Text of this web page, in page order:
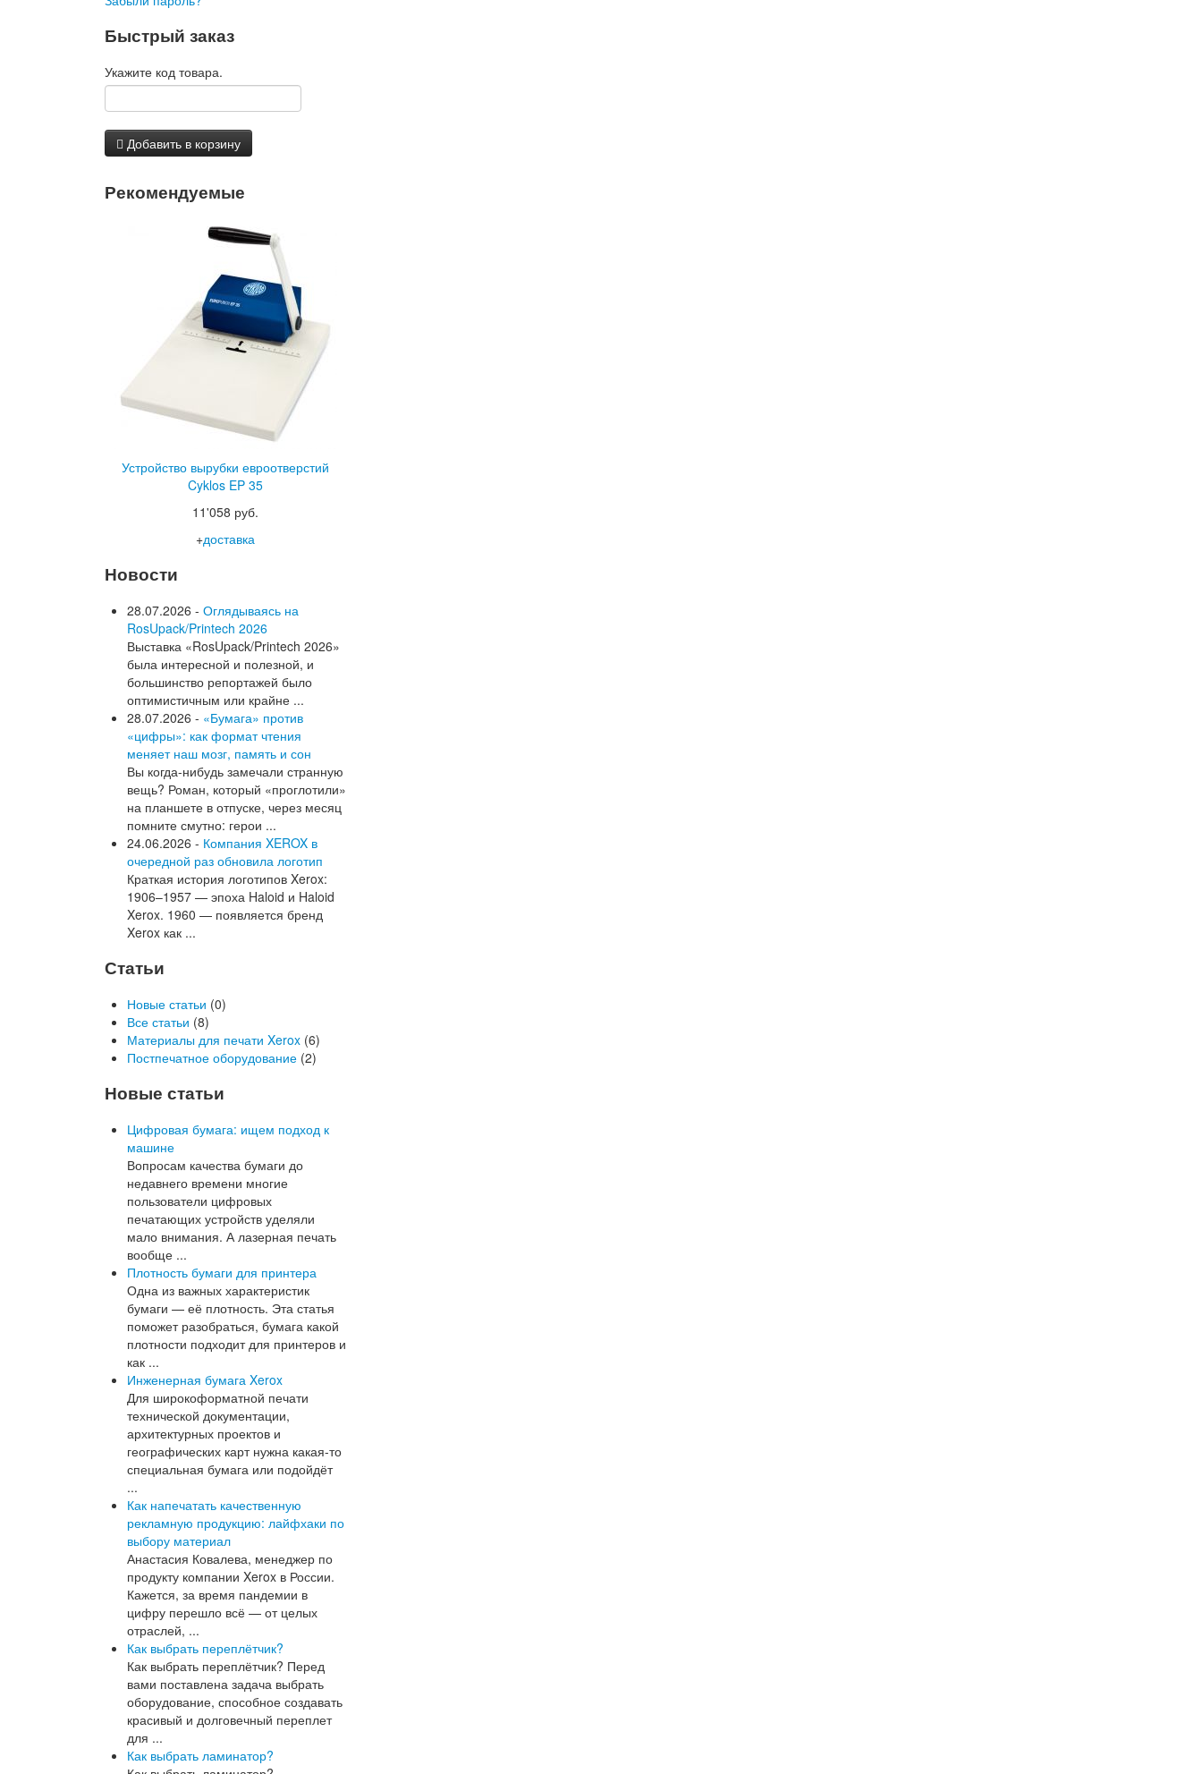
Быстрый заказ
Укажите код товара.
Добавить в корзину
Рекомендуемые
Устройство вырубки евроотверстий
Cyklos EP 35
11'058 руб.
+доставка
Новости
28.07.2026 - Оглядываясь на
RosUpack/Printech 2026
Выставка «RosUpack/Printech 2026»
была интересной и полезной, и
большинство репортажей было
оптимистичным или крайне ...
28.07.2026 - «Бумага» против
«цифры»: как формат чтения
меняет наш мозг, память и сон
Вы когда-нибудь замечали странную
вещь? Роман, который «проглотили»
на планшете в отпуске, через месяц
помните смутно: герои ...
24.06.2026 - Компания XEROX в
очередной раз обновила логотип
Краткая история логотипов Xerox:
1906–1957 — эпоха Haloid и Haloid
Xerox. 1960 — появляется бренд
Xerox как ...
Статьи
Новые статьи (0)
Все статьи (8)
Материалы для печати Xerox (6)
Постпечатное оборудование (2)
Новые статьи
Цифровая бумага: ищем подход к
машине
Вопросам качества бумаги до
недавнего времени многие
пользователи цифровых
печатающих устройств уделяли
мало внимания. А лазерная печать
вообще ...
Плотность бумаги для принтера
Одна из важных характеристик
бумаги — её плотность. Эта статья
поможет разобраться, бумага какой
плотности подходит для принтеров и
как ...
Инженерная бумага Xerox
Для широкоформатной печати
технической документации,
архитектурных проектов и
географических карт нужна какая-то
специальная бумага или подойдёт
...
Как напечатать качественную
рекламную продукцию: лайфхаки по
выбору материал
Анастасия Ковалева, менеджер по
продукту компании Xerox в России.
Кажется, за время пандемии в
цифру перешло всё — от целых
отраслей, ...
Как выбрать переплётчик?
Как выбрать переплётчик? Перед
вами поставлена задача выбрать
оборудование, способное создавать
красивый и долговечный переплет
для ...
Как выбрать ламинатор?